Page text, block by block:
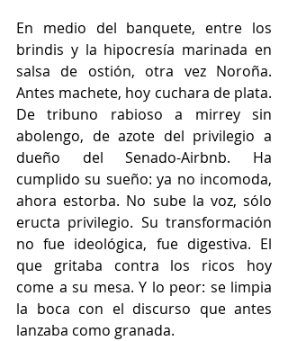
En medio del banquete, entre los
brindis y la hipocresía marinada en
salsa de ostión, otra vez Noroña.
Antes machete, hoy cuchara de plata.
De tribuno rabioso a mirrey sin
abolengo, de azote del privilegio a
dueño del Senado-Airbnb. Ha
cumplido su sueño: ya no incomoda,
ahora estorba. No sube la voz, sólo
eructa privilegio. Su transformación
no fue ideológica, fue digestiva. El
que gritaba contra los ricos hoy
come a su mesa. Y lo peor: se limpia
la boca con el discurso que antes
lanzaba como granada.